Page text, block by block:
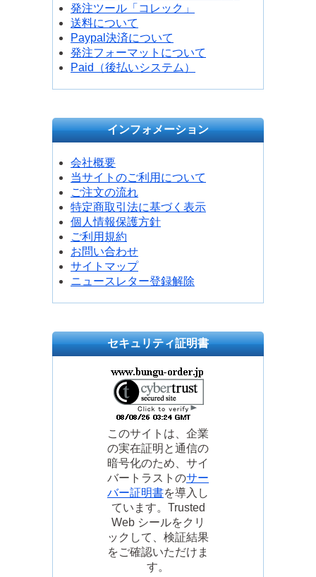
発注ツール「コレック」
送料について
Paypal決済について
発注フォーマットについて
Paid（後払いシステム）
インフォメーション
会社概要
当サイトのご利用について
ご注文の流れ
特定商取引法に基づく表示
個人情報保護方針
ご利用規約
お問い合わせ
サイトマップ
ニュースレター登録解除
セキュリティ証明書
このサイトは、企業
の実在証明と通信の
暗号化のため、サイ
バートラストのサー
バー証明書を導入し
ています。Trusted
Web シールをクリ
ックして、検証結果
をご確認いただけま
す。